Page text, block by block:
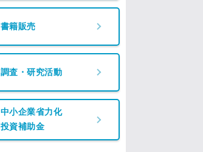
書籍販売
調査・研究活動
中小企業省力化
投資補助金